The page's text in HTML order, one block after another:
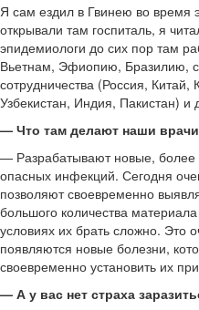
Я сам ездил в Гвинею во
открывали там госпиталь, я
эпидемиологи до сих пор там
Вьетнам, Эфиопию, Бразилию,
сотрудничества (Россия, Китай,
Узбекистан, Индия, Пакистан) и
— Что там делают наши
— Разрабатывают новые, более
опасных инфекций. Сегодня
позволяют своевременно
большого количества
условиях их брать сложно. Это
появляются новые болезни,
своевременно установить их
— А у вас нет страха